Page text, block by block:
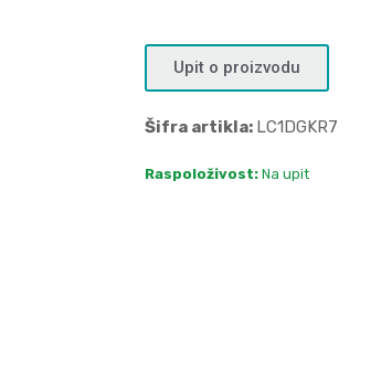
Upit o proizvodu
Šifra artikla: LC1DGKR7
Raspoloživost: Na upit